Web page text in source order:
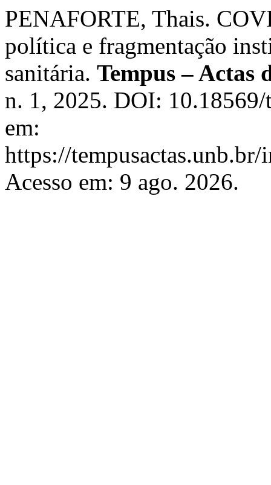
PENAFORTE, Thais.
política e fragmentação
sanitária. Tempus – Actas
n. 1, 2025. DOI:
em:
https://
Acesso em: 9 ago. 2026.